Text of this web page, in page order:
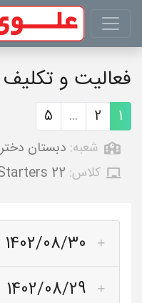
فعالیت و تکلیف
1
2
...
5
شعبه: دبستان
کلاس: 22
1402/08/30
1402/08/29